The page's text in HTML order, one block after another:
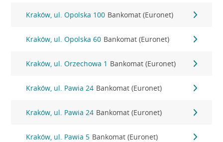
Kraków, ul. Opolska 100 Bankomat (Euronet)
Kraków, ul. Opolska 60 Bankomat (Euronet)
Kraków, ul. Orzechowa 1 Bankomat (Euronet)
Kraków, ul. Pawia 24 Bankomat (Euronet)
Kraków, ul. Pawia 24 Bankomat (Euronet)
Kraków, ul. Pawia 5 Bankomat (Euronet)